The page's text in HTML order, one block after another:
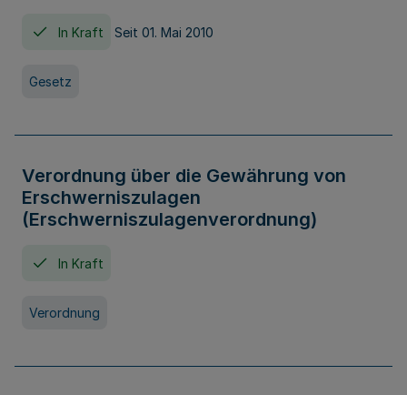
In Kraft Seit 01. Mai 2010
Gesetz
Verordnung über die Gewährung von
Erschwerniszulagen
(Erschwerniszulagenverordnung)
In Kraft
Verordnung